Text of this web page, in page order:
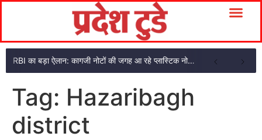
RBI का बड़ा ऐलान: कागजी नोटों की जगह आ रहे प्लास्टिक नोट, ₹10-₹20 के नोट बदल जाएंगे
Tag: Hazaribagh
district